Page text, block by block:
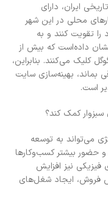
ایران، دارای
محلی در این شهر
را تقویت کنند و به
داده‌است که بیش از
کلیک می‌کنند. بنابراین،
بماند، بهینه‌سازی سایت
است.
کمک کند؟
می‌تواند به توسعه‌
حضور بیشتر کسب‌وکارها
نیز افزایش
فروش، ایجاد شغل‌های